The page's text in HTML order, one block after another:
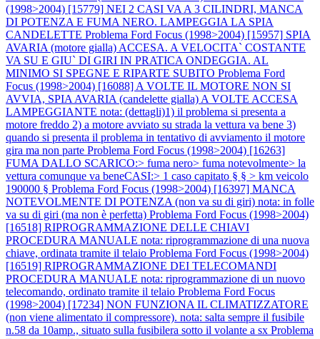
(1998>2004) [15779] NEI 2 CASI VA A 3 CILINDRI, MANCA
DI POTENZA E FUMA NERO. LAMPEGGIA LA SPIA
CANDELETTE Problema Ford Focus (1998>2004) [15957] SPIA
AVARIA (motore gialla) ACCESA. A VELOCITA` COSTANTE
VA SU E GIU` DI GIRI IN PRATICA ONDEGGIA. AL
MINIMO SI SPEGNE E RIPARTE SUBITO Problema Ford
Focus (1998>2004) [16088] A VOLTE IL MOTORE NON SI
AVVIA, SPIA AVARIA (candelette gialla) A VOLTE ACCESA
LAMPEGGIANTE nota: (dettagli)1) il problema si presenta a
motore freddo 2) a motore avviato su strada la vettura va bene 3)
quando si presenta il problema in tentativo di avviamento il motore
gira ma non parte Problema Ford Focus (1998>2004) [16263]
FUMA DALLO SCARICO:> fuma nero> fuma notevolmente> la
vettura comunque va beneCASI:> 1 caso capitato § § > km veicolo
190000 § Problema Ford Focus (1998>2004) [16397] MANCA
NOTEVOLMENTE DI POTENZA (non va su di giri) nota: in folle
va su di giri (ma non è perfetta) Problema Ford Focus (1998>2004)
[16518] RIPROGRAMMAZIONE DELLE CHIAVI
PROCEDURA MANUALE nota: riprogrammazione di una nuova
chiave, ordinata tramite il telaio Problema Ford Focus (1998>2004)
[16519] RIPROGRAMMAZIONE DEI TELECOMANDI
PROCEDURA MANUALE nota: riprogrammazione di un nuovo
telecomando, ordinato tramite il telaio Problema Ford Focus
(1998>2004) [17234] NON FUNZIONA IL CLIMATIZZATORE
(non viene alimentato il compressore). nota: salta sempre il fusibile
n.58 da 10amp., situato sulla fusibilera sotto il volante a sx Problema